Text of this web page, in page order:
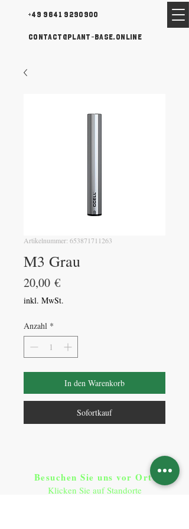
+49 9641 9290900
contact@plant-base.online
Artikelnummer: 653871711263
M3 Grau
20,00 €Preis
inkl. MwSt.
Anzahl *
In den Warenkorb
Sofortkauf
Besuchen Sie uns vor Ort​:
Klicken Sie auf Standorte